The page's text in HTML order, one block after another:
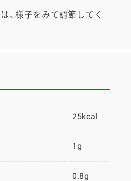
、様子をみて調節してく
25kcal
1g
0.8g